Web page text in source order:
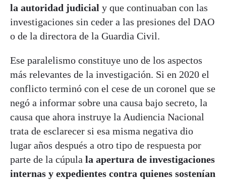
la autoridad judicial y que continuaban con las
investigaciones sin ceder a las presiones del DAO
o de la directora de la Guardia Civil.
Ese paralelismo constituye uno de los aspectos
más relevantes de la investigación. Si en 2020 el
conflicto terminó con el cese de un coronel que se
negó a informar sobre una causa bajo secreto, la
causa que ahora instruye la Audiencia Nacional
trata de esclarecer si esa misma negativa dio
lugar años después a otro tipo de respuesta por
parte de la cúpula la apertura de investigaciones
internas y expedientes contra quienes sostenían